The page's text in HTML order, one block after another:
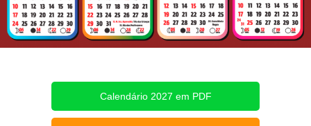
Calendário 2027 em PDF